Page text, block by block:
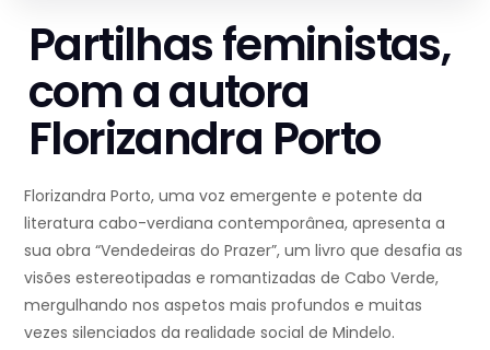
Partilhas feministas,
com a autora
Florizandra Porto
Florizandra Porto, uma voz emergente e potente da
literatura cabo-verdiana contemporânea, apresenta a
sua obra “Vendedeiras do Prazer”, um livro que desafia as
visões estereotipadas e romantizadas de Cabo Verde,
mergulhando nos aspetos mais profundos e muitas
vezes silenciados da realidade social de Mindelo.